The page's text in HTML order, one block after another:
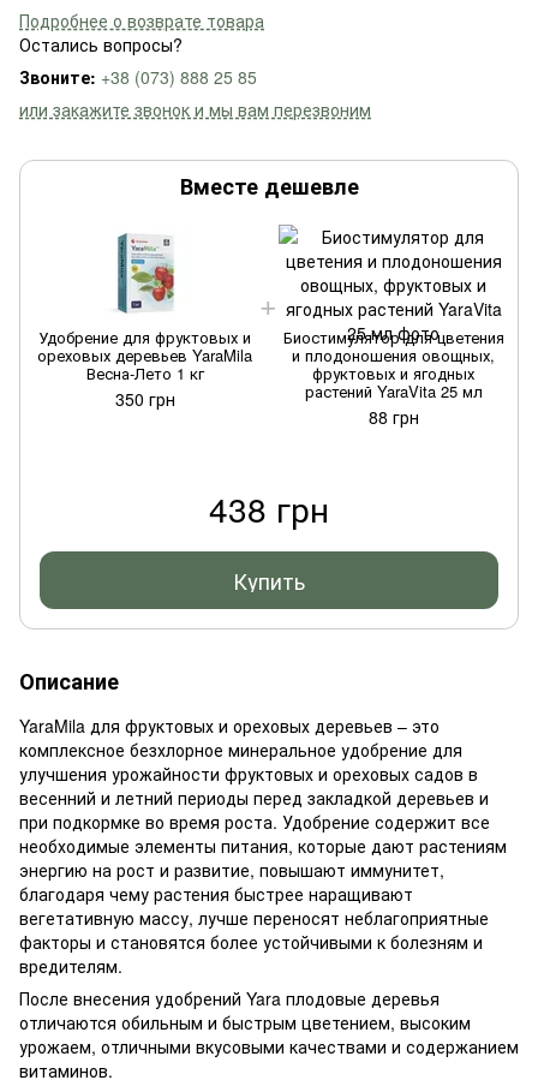
Подробнее о возврате товара
Остались вопросы?
Звоните: +38 (073) 888 25 85
или закажите звонок и мы вам перезвоним
Вместе дешевле
Удобрение для фруктовых и
ореховых деревьев YaraMila
Весна-Лето 1 кг
350 грн
Биостимулятор для цветения
и плодоношения овощных,
фруктовых и ягодных
растений YaraVita 25 мл
88 грн
438 грн
Купить
Описание
YaraMila для фруктовых и ореховых деревьев – это
комплексное безхлорное минеральное удобрение для
улучшения урожайности фруктовых и ореховых садов в
весенний и летний периоды перед закладкой деревьев и
при подкормке во время роста. Удобрение содержит все
необходимые элементы питания, которые дают растениям
энергию на рост и развитие, повышают иммунитет,
благодаря чему растения быстрее наращивают
вегетативную массу, лучше переносят неблагоприятные
факторы и становятся более устойчивыми к болезням и
вредителям.
После внесения удобрений Yara плодовые деревья
отличаются обильным и быстрым цветением, высоким
урожаем, отличными вкусовыми качествами и содержанием
витаминов.